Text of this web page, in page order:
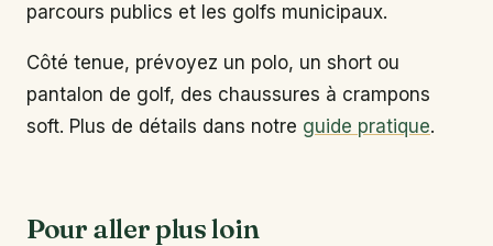
parcours publics et les golfs municipaux.
Côté tenue, prévoyez un polo, un short ou
pantalon de golf, des chaussures à crampons
soft. Plus de détails dans notre guide pratique.
Pour aller plus loin